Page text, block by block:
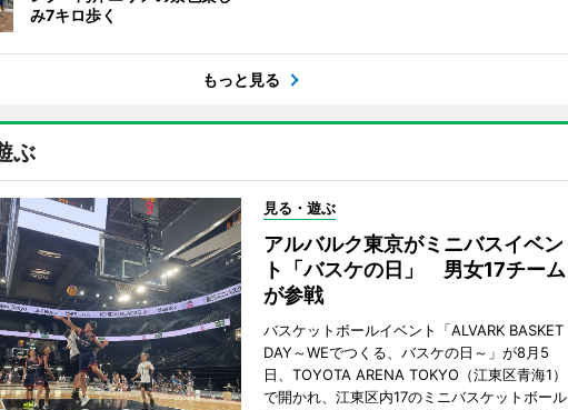
み7キロ歩く
もっと見る
ぶ
見る・遊ぶ
アルバルク東京がミニバスイベン
ト「バスケの日」 男女17チーム
が参戦
バスケットボールイベント「ALVARK BASKET
DAY～WEでつくる、バスケの日～」が8月5
日、TOYOTA ARENA TOKYO（江東区青海1）
で開かれ、江東区内17のミニバスケットボール